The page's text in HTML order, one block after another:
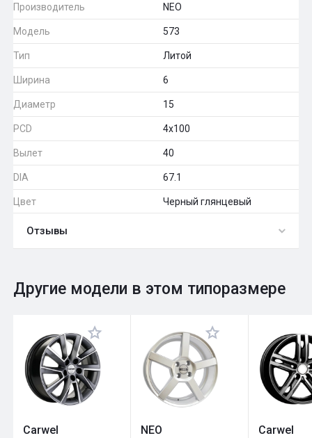
Производитель NEO
Модель 573
Тип Литой
Ширина 6
Диаметр 15
PCD 4x100
Вылет 40
DIA 67.1
Цвет Черный глянцевый
Отзывы
Оставить отзыв
Общий рейтинг 0
Другие модели в этом типоразмере
Carwel
NEO
Carwel